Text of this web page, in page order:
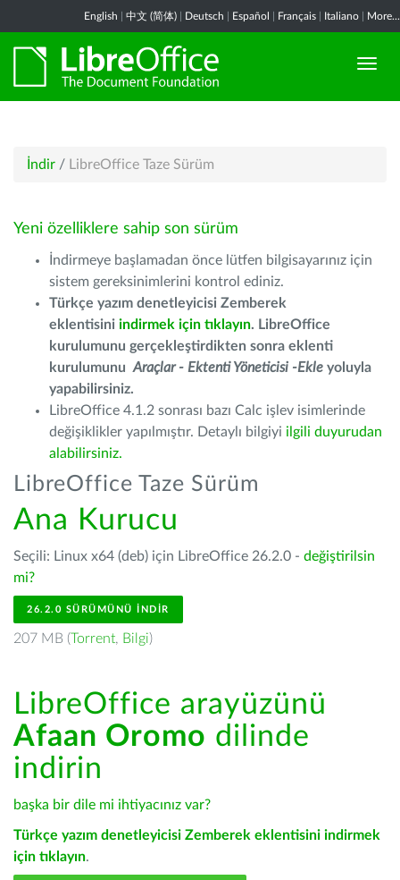
English 中文 (简体) Deutsch Español Français Italiano More...
İndir / LibreOffice Taze Sürüm
Yeni özelliklere sahip son sürüm
İndirmeye başlamadan önce lütfen bilgisayarınız için
sistem gereksinimlerini kontrol ediniz.
Türkçe yazım denetleyicisi Zemberek
eklentisini indirmek için tıklayın. LibreOffice
kurulumunu gerçekleştirdikten sonra eklenti
kurulumunu Araçlar - Ektenti Yöneticisi -Ekle yoluyla
yapabilirsiniz.
LibreOffice 4.1.2 sonrası bazı Calc işlev isimlerinde
değişiklikler yapılmıştır. Detaylı bilgiyi ilgili duyurudan
alabilirsiniz.
LibreOffice Taze Sürüm
Ana Kurucu
Seçili: Linux x64 (deb) için LibreOffice 26.2.0 - değiştirilsin
mi?
26.2.0 SÜRÜMÜNÜ İNDIR
207 MB (Torrent, Bilgi)
LibreOffice arayüzünü
Afaan Oromo dilinde
indirin
başka bir dile mi ihtiyacınız var?
Türkçe yazım denetleyicisi Zemberek eklentisini indirmek
için tıklayın.